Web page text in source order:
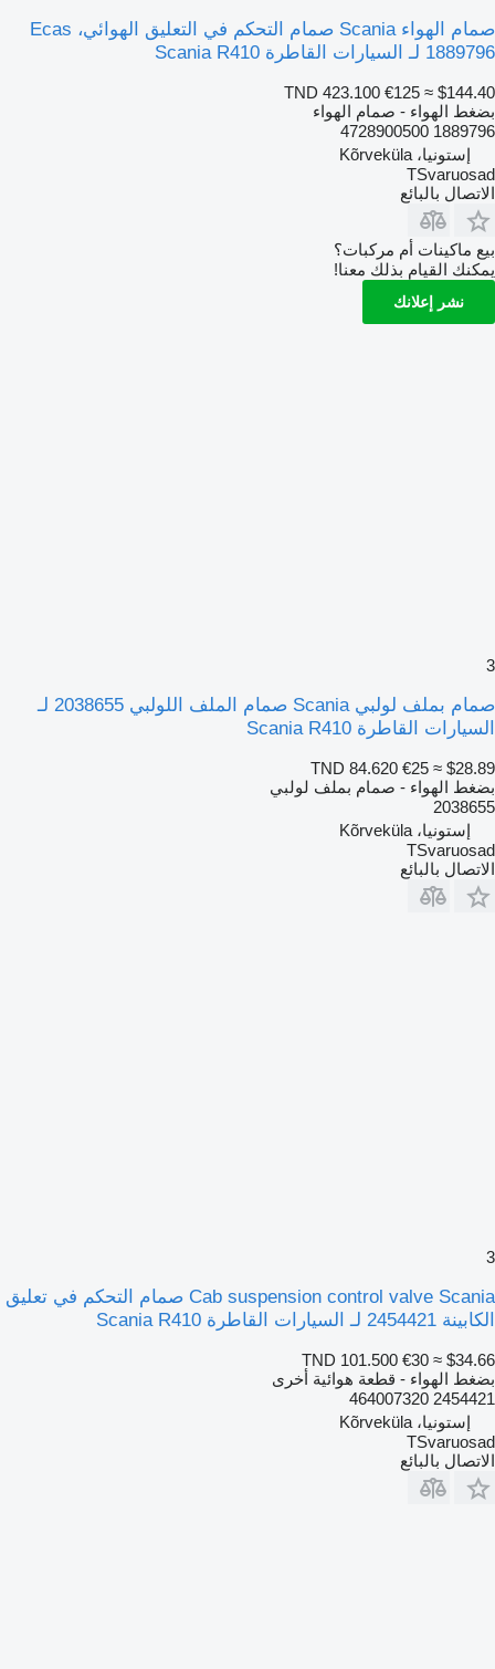
صمام الهواء Scania صمام التحكم في التعليق الهوائي، Ecas
1889796 لـ السيارات القاطرة Scania R410
TND 423.100 €125 ≈ $144.40
بضغط الهواء - صمام الهواء
1889796 4728900500
إستونيا، Kõrveküla
TSvaruosad
الاتصال بالبائع
بيع ماكينات أم مركبات؟
يمكنك القيام بذلك معنا!
نشر إعلانك
3
صمام بملف لولبي Scania صمام الملف اللولبي 2038655 لـ
السيارات القاطرة Scania R410
TND 84.620 €25 ≈ $28.89
بضغط الهواء - صمام بملف لولبي
2038655
إستونيا، Kõrveküla
TSvaruosad
الاتصال بالبائع
3
Cab suspension control valve Scania صمام التحكم في تعليق
الكابينة 2454421 لـ السيارات القاطرة Scania R410
TND 101.500 €30 ≈ $34.66
بضغط الهواء - قطعة هوائية أخرى
2454421 464007320
إستونيا، Kõrveküla
TSvaruosad
الاتصال بالبائع